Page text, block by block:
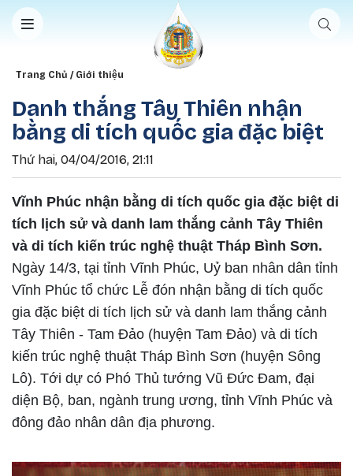
Nhảy đến nội dung
Breadcrumb
Trang Chủ Giới thiệu
Danh thắng Tây Thiên nhận
bằng di tích quốc gia đặc biệt
Thứ hai, 04/04/2016, 21:11
Vĩnh Phúc nhận bằng di tích quốc gia đặc biệt di
tích lịch sử và danh lam thắng cảnh Tây Thiên
và di tích kiến trúc nghệ thuật Tháp Bình Sơn.
Ngày 14/3, tại tỉnh Vĩnh Phúc, Uỷ ban nhân dân tỉnh
Vĩnh Phúc tổ chức Lễ đón nhận bằng di tích quốc
gia đặc biệt di tích lịch sử và danh lam thắng cảnh
Tây Thiên - Tam Đảo (huyện Tam Đảo) và di tích
kiến trúc nghệ thuật Tháp Bình Sơn (huyện Sông
Lô). Tới dự có Phó Thủ tướng Vũ Đức Đam, đại
diện Bộ, ban, ngành trung ương, tỉnh Vĩnh Phúc và
đông đảo nhân dân địa phương.